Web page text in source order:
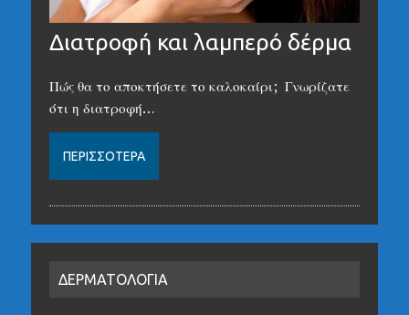
Διατροφή και λαμπερό δέρμα
Πώς θα το αποκτήσετε το καλοκαίρι; Γνωρίζατε
ότι η διατροφή…
ΠΕΡΙΣΣΌΤΕΡΑ
ΔΕΡΜΑΤΟΛΟΓΙΑ